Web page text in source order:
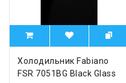
Холодильник Fabiano
FSR 7051BG Black Glass